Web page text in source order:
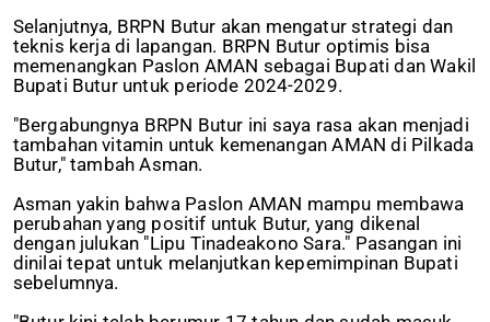
Selanjutnya, BRPN Butur akan mengatur strategi dan
teknis kerja di lapangan. BRPN Butur optimis bisa
memenangkan Paslon AMAN sebagai Bupati dan Wakil
Bupati Butur untuk periode 2024-2029.
"Bergabungnya BRPN Butur ini saya rasa akan menjadi
tambahan vitamin untuk kemenangan AMAN di Pilkada
Butur," tambah Asman.
Asman yakin bahwa Paslon AMAN mampu membawa
perubahan yang positif untuk Butur, yang dikenal
dengan julukan "Lipu Tinadeakono Sara." Pasangan ini
dinilai tepat untuk melanjutkan kepemimpinan Bupati
sebelumnya.